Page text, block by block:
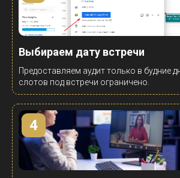
Выбираем дату встречи
Предоставляем аудит только в будние
слотов под встречи ограничено.
4